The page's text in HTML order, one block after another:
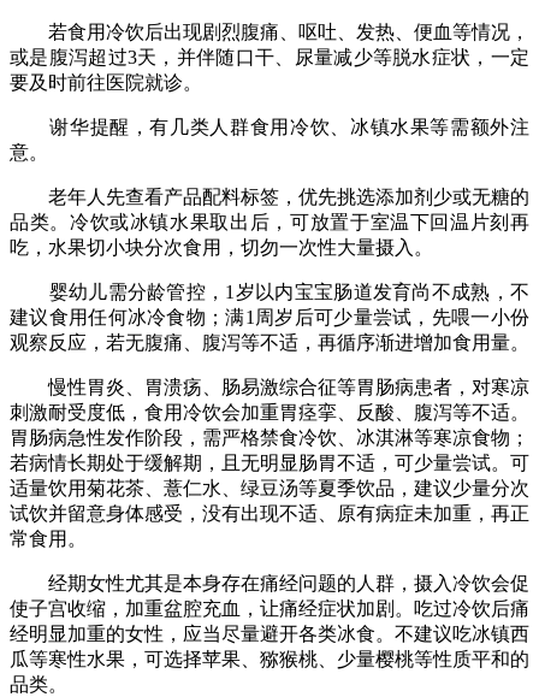
若食用冷饮后出现剧烈腹痛、呕吐、发热、便血等情况，
或是腹泻超过3天，并伴随口干、尿量减少等脱水症状，一定
要及时前往医院就诊。
谢华提醒，有几类人群食用冷饮、冰镇水果等需额外注
意。
老年人先查看产品配料标签，优先挑选添加剂少或无糖的
品类。冷饮或冰镇水果取出后，可放置于室温下回温片刻再
吃，水果切小块分次食用，切勿一次性大量摄入。
婴幼儿需分龄管控，1岁以内宝宝肠道发育尚不成熟，不
建议食用任何冰冷食物；满1周岁后可少量尝试，先喂一小份
观察反应，若无腹痛、腹泻等不适，再循序渐进增加食用量。
慢性胃炎、胃溃疡、肠易激综合征等胃肠病患者，对寒凉
刺激耐受度低，食用冷饮会加重胃痉挛、反酸、腹泻等不适。
胃肠病急性发作阶段，需严格禁食冷饮、冰淇淋等寒凉食物；
若病情长期处于缓解期，且无明显肠胃不适，可少量尝试。可
适量饮用菊花茶、薏仁水、绿豆汤等夏季饮品，建议少量分次
试饮并留意身体感受，没有出现不适、原有病症未加重，再正
常食用。
经期女性尤其是本身存在痛经问题的人群，摄入冷饮会促
使子宫收缩，加重盆腔充血，让痛经症状加剧。吃过冷饮后痛
经明显加重的女性，应当尽量避开各类冰食。不建议吃冰镇西
瓜等寒性水果，可选择苹果、猕猴桃、少量樱桃等性质平和的
品类。